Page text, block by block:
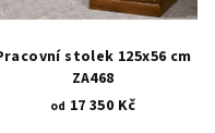
stolek 125x56 cm
ZA468
od 17 350 Kč